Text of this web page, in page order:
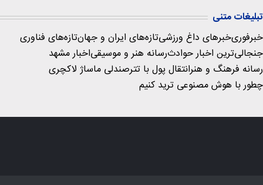
تبلیغات متنی
خبرفوریخبرهای داغ ورزشیتازه‌های ایران و جهانتازه‌های فناوری
جنجالی‌ترین اخبار حوادثرسانه هنر و موسیقیاخبار مشهد
رسانه فرهنگ و هنرانتقال پول با تترصندلی ماساژ لاکچری
چطور با هوش مصنوعی ترید کنیم